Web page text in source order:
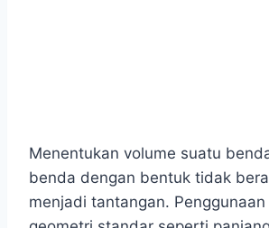
Menentukan volume suatu
benda dengan bentuk tidak
menjadi tantangan. Penggunaan